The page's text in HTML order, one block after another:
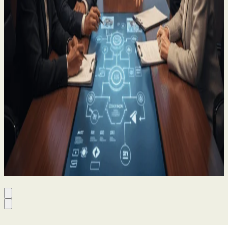
Planeamento sucessório para empresários:
Nota de aconselhamento de um solicitador
21 Oct 2025
Por Kieran Quinn